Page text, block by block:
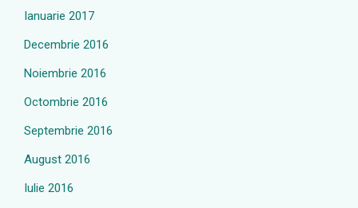
Ianuarie 2017
Decembrie 2016
Noiembrie 2016
Octombrie 2016
Septembrie 2016
August 2016
Iulie 2016